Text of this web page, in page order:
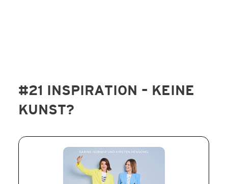
BERATUNG
KONTAKT
#21 INSPIRATION – KEINE
KUNST?